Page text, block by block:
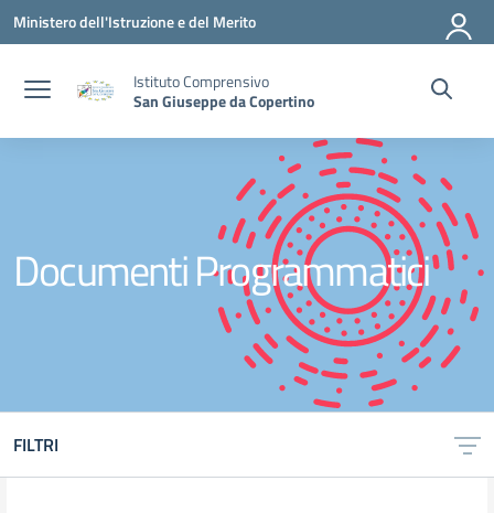
Vai ai contenuti
Vai al menu di navigazione
Vai al footer
Ministero dell'Istruzione e del Merito
Istituto Comprensivo
San Giuseppe da Copertino
Documenti Programmatici
FILTRI